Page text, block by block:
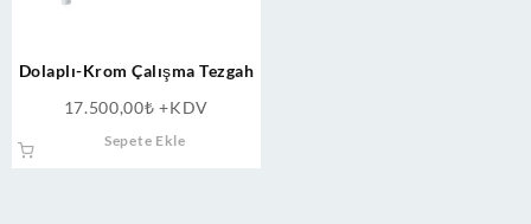
Dolaplı-Krom Çalışma Tezgah
17.500,00₺ +KDV
Sepete Ekle